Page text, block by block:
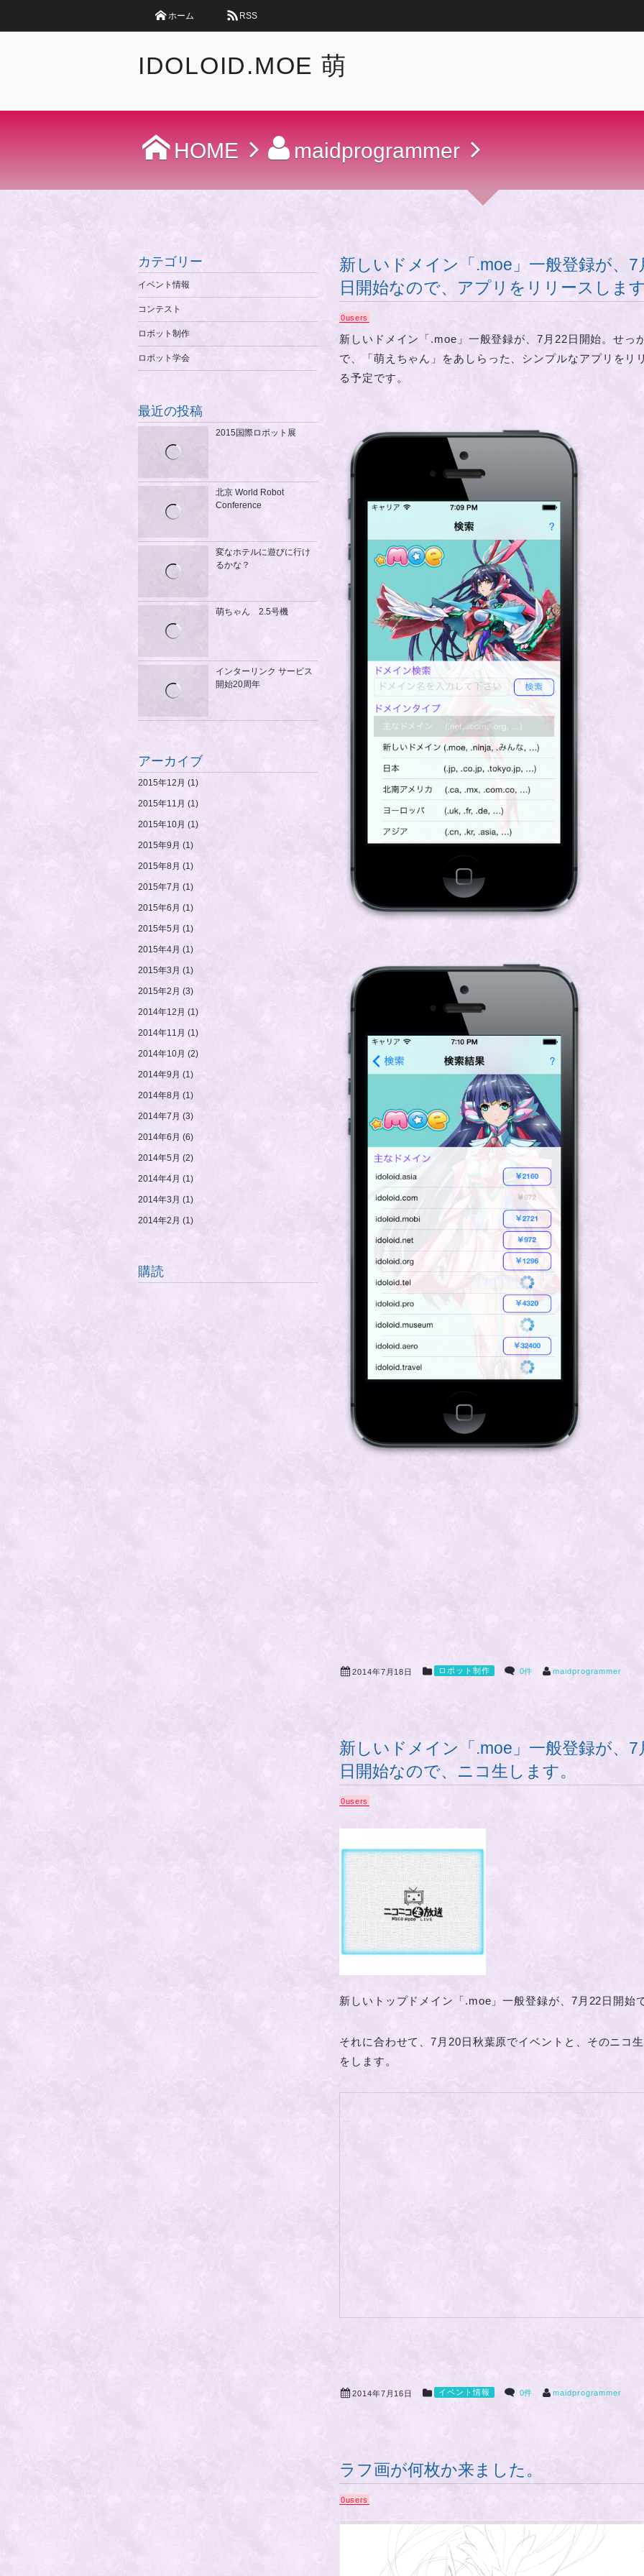
ホーム RSS
IDOLOID.MOE 萌
HOME maidprogrammer
新しいドメイン「.moe」一般登録が、7
日開始なので、アプリをリリースしま
0users
新しいドメイン「.moe」一般登録が、7月22日開始。せっ
で、「萌えちゃん」をあしらった、シンプルなアプリをリ
る予定です。
2014年7月18日 ロボット制作 0件 maidprogrammer
新しいドメイン「.moe」一般登録が、7
日開始なので、ニコ生します。
0users
新しいトップドメイン「.moe」一般登録が、7月22日開始
それに合わせて、7月20日秋葉原でイベントと、そのニコ
をします。
2014年7月16日 イベント情報 0件 maidprogrammer
ラフ画が何枚か来ました。
0users
カテゴリー
イベント情報
コンテスト
ロボット制作
ロボット学会
最近の投稿
2015国際ロボット展
北京 World Robot
Conference
変なホテルに遊びに行け
るかな？
萌ちゃん 2.5号機
インターリンク サービス
開始20周年
アーカイブ
2015年12月 (1)
2015年11月 (1)
2015年10月 (1)
2015年9月 (1)
2015年8月 (1)
2015年7月 (1)
2015年6月 (1)
2015年5月 (1)
2015年4月 (1)
2015年3月 (1)
2015年2月 (3)
2014年12月 (1)
2014年11月 (1)
2014年10月 (2)
2014年9月 (1)
2014年8月 (1)
2014年7月 (3)
2014年6月 (6)
2014年5月 (2)
2014年4月 (1)
2014年3月 (1)
2014年2月 (1)
購読